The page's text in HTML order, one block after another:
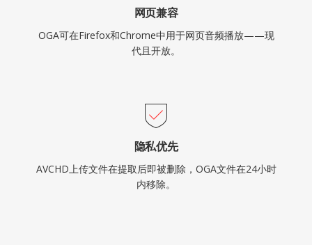
网页兼容
OGA可在Firefox和Chrome中用于网页音频播放——现
代且开放。
隐私优先
AVCHD上传文件在提取后即被删除，OGA文件在24小时
内移除。